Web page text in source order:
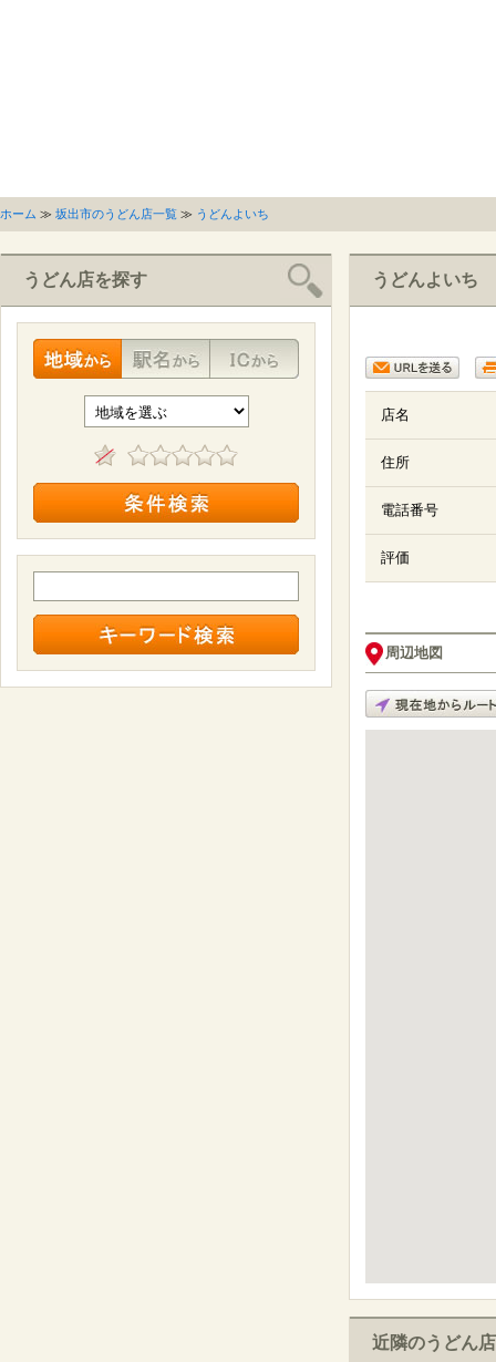
ホーム ≫ 坂出市のうどん店一覧 ≫ うどんよいち
うどん店を探す うどんよいち
店名
住所
電話番号
評価
周辺地図
近隣のうどん店